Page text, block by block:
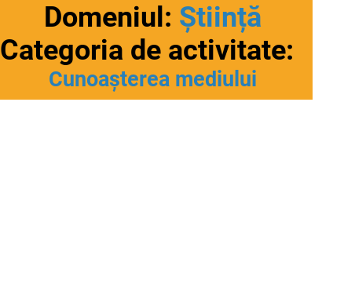
Domeniul: Știință
Categoria de activitate:
Cunoașterea mediului